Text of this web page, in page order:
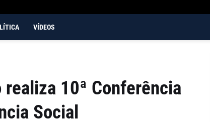
VÍDEOS
10ª Conferência
Social